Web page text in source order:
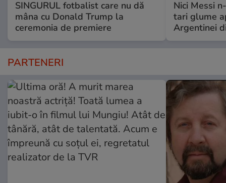
SINGURUL fotbalist care nu dă
mâna cu Donald Trump la
ceremonia de premiere
Nici Messi
tari glume
Argentinei
PARTENERI